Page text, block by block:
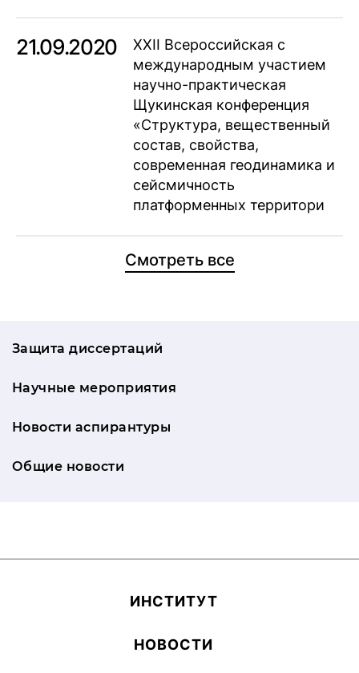
21.09.2020
XXII Всероссийская с
международным участием
научно-практическая
Щукинская конференция
«Структура, вещественный
состав, свойства,
современная геодинамика и
сейсмичность
платформенных территори
Смотреть все
Защита диссертаций
Научные мероприятия
Новости аспирантуры
Общие новости
ИН­СТИ­ТУТ
НОВОСТИ